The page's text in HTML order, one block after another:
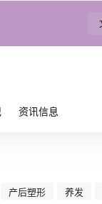
资讯信息
产后塑形 养发